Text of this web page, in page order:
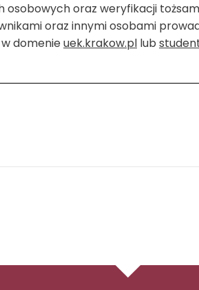
oraz weryfikacji
oraz innymi osobami
domenieuek.krakow.pl lub